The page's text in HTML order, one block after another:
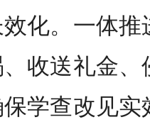
化。一体
收送礼金
学查改见